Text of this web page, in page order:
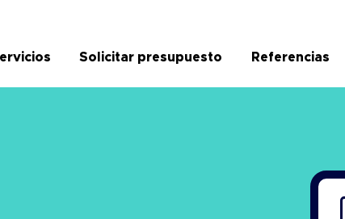
Solicitar presupuesto Referencias